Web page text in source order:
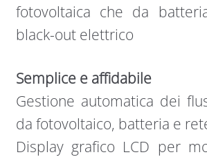
fotovoltaica che da
black-out elettrico
Semplice e affidabile
Gestione automatica dei
da fotovoltaico, batteria e
Display grafico LCD per